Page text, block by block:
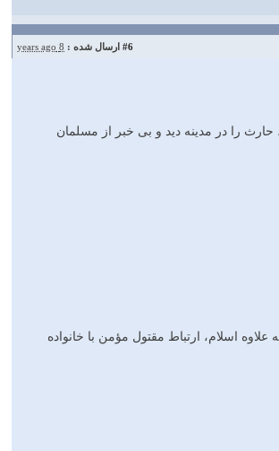
#6 ارسال شده : 8 years ago
را در مدینه دید و بی خبر از مسلمان
اسلام، ارتباط مقتول مؤمن با خانواده